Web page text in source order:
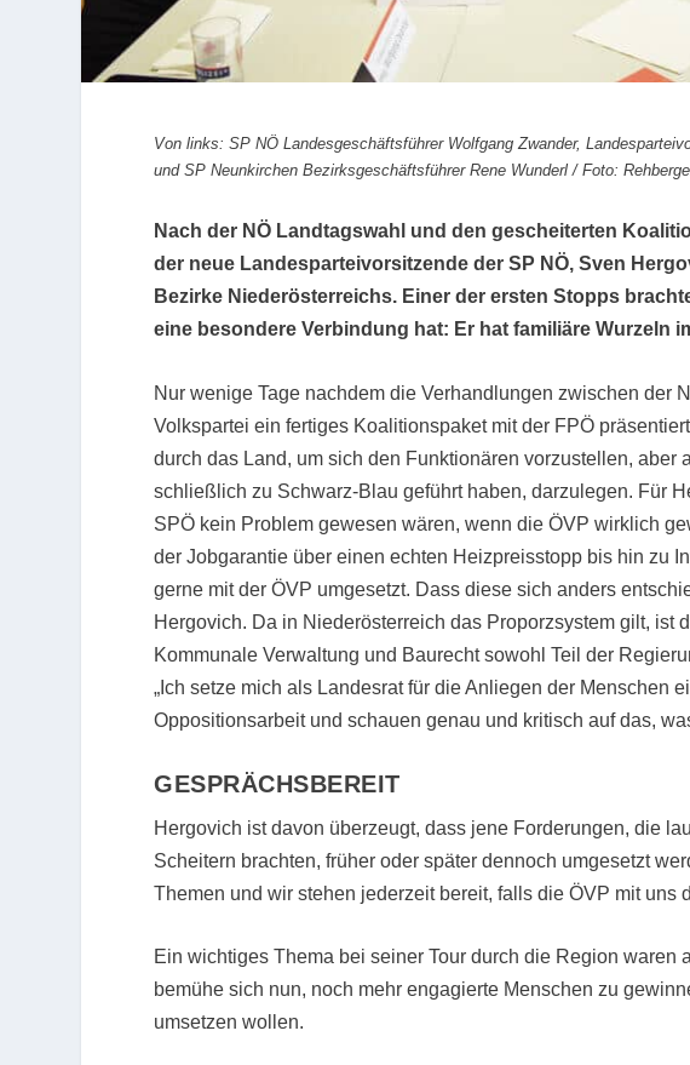
Von links: SP NÖ Landesgeschäftsführer Wolfgang Zwander,
und SP Neunkirchen Bezirksgeschäftsführer Rene Wunderl / Foto:
Nach der NÖ Landtagswahl und den gescheiterten
der neue Landesparteivorsitzende der SP NÖ, Sven
Bezirke Niederösterreichs. Einer der ersten Stopps
eine besondere Verbindung hat: Er hat familiäre Wurzeln
Nur wenige Tage nachdem die Verhandlungen zwischen der
Volkspartei ein fertiges Koalitionspaket mit der FPÖ
durch das Land, um sich den Funktionären vorzustellen, aber
schließlich zu Schwarz-Blau geführt haben, darzulegen. Für
SPÖ kein Problem gewesen wären, wenn die ÖVP wirklich
der Jobgarantie über einen echten Heizpreisstopp bis hin zu
gerne mit der ÖVP umgesetzt. Dass diese sich anders
Hergovich. Da in Niederösterreich das Proporzsystem gilt, ist
Kommunale Verwaltung und Baurecht sowohl Teil der
„Ich setze mich als Landesrat für die Anliegen der Menschen
Oppositionsarbeit und schauen genau und kritisch auf das,
GESPRÄCHSBEREIT
Hergovich ist davon überzeugt, dass jene Forderungen, die
Scheitern brachten, früher oder später dennoch umgesetzt
Themen und wir stehen jederzeit bereit, falls die ÖVP mit uns
Ein wichtiges Thema bei seiner Tour durch die Region waren
bemühe sich nun, noch mehr engagierte Menschen zu
umsetzen wollen.